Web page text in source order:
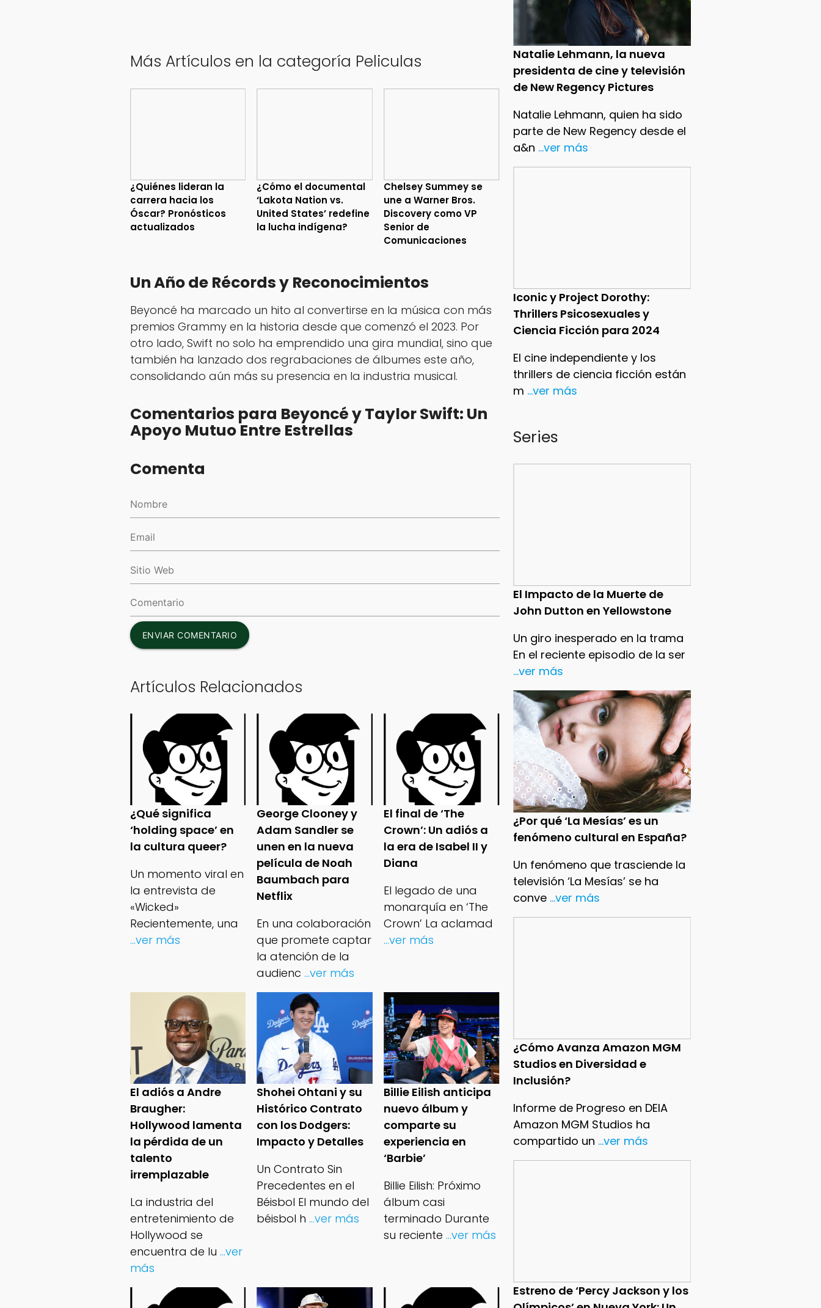
Natalie Lehmann, la nueva
presidenta de cine y televisión
de New Regency Pictures
Natalie Lehmann, quien ha sido
parte de New Regency desde el
a&n ...ver más
Iconic y Project Dorothy:
Thrillers Psicosexuales y
Ciencia Ficción para 2024
El cine independiente y los
thrillers de ciencia ficción están
m ...ver más
Series
El Impacto de la Muerte de
John Dutton en Yellowstone
Un giro inesperado en la trama
En el reciente episodio de la ser
...ver más
¿Por qué ‘La Mesías’ es un
fenómeno cultural en España?
Un fenómeno que trasciende la
televisión ‘La Mesías’ se ha
conve ...ver más
¿Cómo Avanza Amazon MGM
Studios en Diversidad e
Inclusión?
Informe de Progreso en DEIA
Amazon MGM Studios ha
compartido un ...ver más
Estreno de ‘Percy Jackson y los
Más Artículos en la categoría Peliculas
¿Quiénes lideran la
carrera hacia los
Óscar? Pronósticos
actualizados
¿Cómo el documental
‘Lakota Nation vs.
United States’ redefine
la lucha indígena?
Chelsey Summey se
une a Warner Bros.
Discovery como VP
Senior de
Comunicaciones
Un Año de Récords y Reconocimientos
Beyoncé ha marcado un hito al convertirse en la música con más
premios Grammy en la historia desde que comenzó el 2023. Por
otro lado, Swift no solo ha emprendido una gira mundial, sino que
también ha lanzado dos regrabaciones de álbumes este año,
consolidando aún más su presencia en la industria musical.
Comentarios para Beyoncé y Taylor Swift: Un
Apoyo Mutuo Entre Estrellas
Comenta
ENVIAR COMENTARIO
Artículos Relacionados
¿Qué significa
‘holding space’ en
la cultura queer?
Un momento viral en
la entrevista de
«Wicked»
Recientemente, una
...ver más
George Clooney y
Adam Sandler se
unen en la nueva
película de Noah
Baumbach para
Netflix
En una colaboración
que promete captar
la atención de la
audienc ...ver más
El final de ‘The
Crown’: Un adiós a
la era de Isabel II y
Diana
El legado de una
monarquía en ‘The
Crown’ La aclamad
...ver más
El adiós a Andre
Braugher:
Hollywood lamenta
la pérdida de un
talento
irremplazable
La industria del
entretenimiento de
Hollywood se
encuentra de lu ...ver
más
Shohei Ohtani y su
Histórico Contrato
con los Dodgers:
Impacto y Detalles
Un Contrato Sin
Precedentes en el
Béisbol El mundo del
béisbol h ...ver más
Billie Eilish anticipa
nuevo álbum y
comparte su
experiencia en
‘Barbie’
Billie Eilish: Próximo
álbum casi
terminado Durante
su reciente...ver más